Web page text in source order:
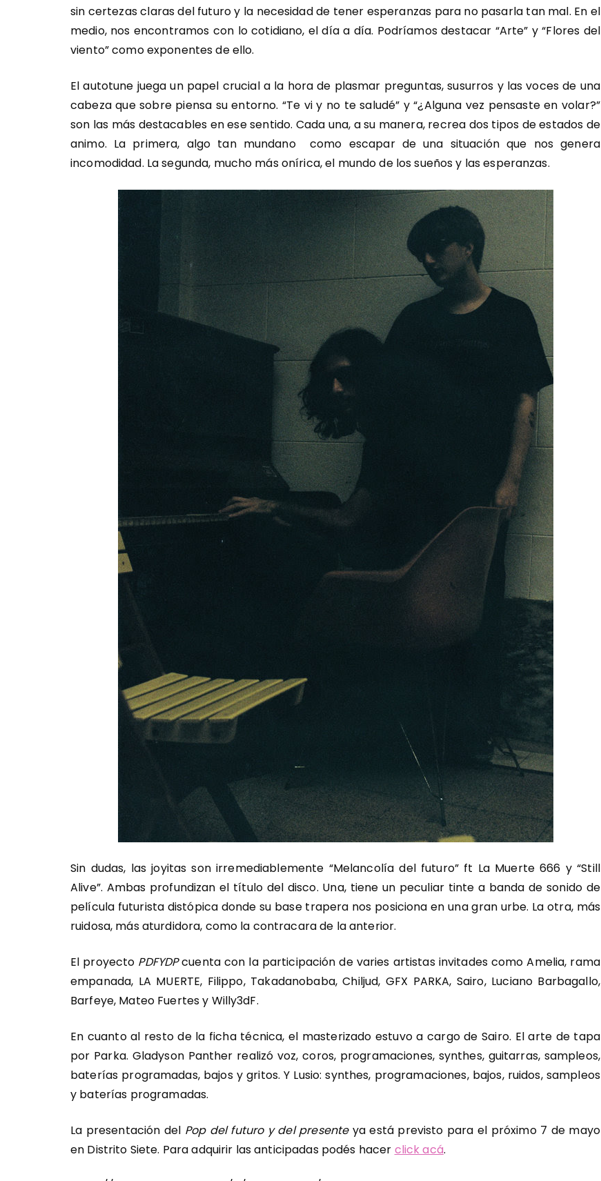
sin certezas claras del futuro y la necesidad de tener esperanzas para no pasarla tan mal. En el
medio, nos encontramos con lo cotidiano, el día a día. Podríamos destacar “Arte” y “Flores del
viento” como exponentes de ello.
El autotune juega un papel crucial a la hora de plasmar preguntas, susurros y las voces de una
cabeza que sobre piensa su entorno. “Te vi y no te saludé” y “¿Alguna vez pensaste en volar?”
son las más destacables en ese sentido. Cada una, a su manera, recrea dos tipos de estados de
animo. La primera, algo tan mundano como escapar de una situación que nos genera
incomodidad. La segunda, mucho más onírica, el mundo de los sueños y las esperanzas.
Sin dudas, las joyitas son irremediablemente “Melancolía del futuro” ft La Muerte 666 y “Still
Alive”. Ambas profundizan el título del disco. Una, tiene un peculiar tinte a banda de sonido de
película futurista distópica donde su base trapera nos posiciona en una gran urbe. La otra, más
ruidosa, más aturdidora, como la contracara de la anterior.
El proyecto PDFYDPcuenta con la participación de varies artistas invitades como Amelia, rama
empanada, LA MUERTE, Filippo, Takadanobaba, Chiljud, GFX PARKA, Sairo, Luciano Barbagallo,
Barfeye, Mateo Fuertes y Willy3dF.
En cuanto al resto de la ficha técnica, el masterizado estuvo a cargo de Sairo. El arte de tapa
por Parka. Gladyson Panther realizó voz, coros, programaciones, synthes, guitarras, sampleos,
baterías programadas, bajos y gritos. Y Lusio: synthes, programaciones, bajos, ruidos, sampleos
y baterías programadas.
La presentación del Pop del futuro y del presente ya está previsto para el próximo 7 de mayo
en Distrito Siete. Para adquirir las anticipadas podés hacer click acá.